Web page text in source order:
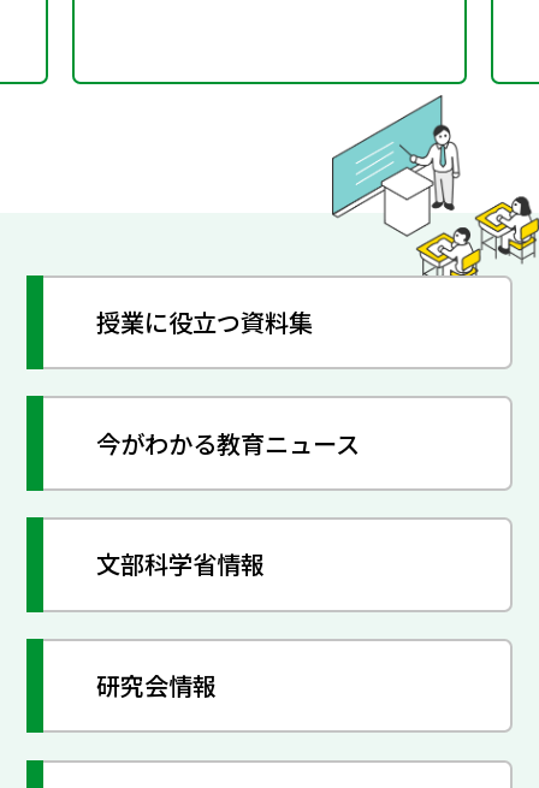
授業に役立つ資料集
今がわかる教育ニュース
文部科学省情報
研究会情報